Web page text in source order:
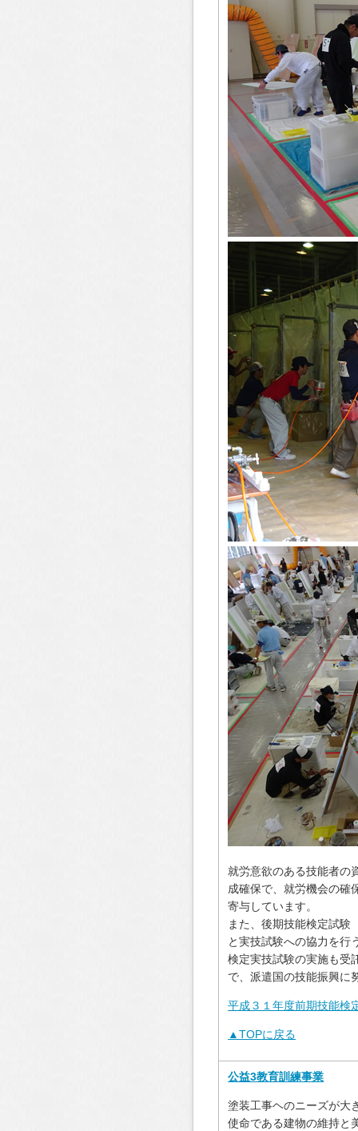
就労意欲のある技能者の
成確保で、就労機会の確
寄与しています。
また、後期技能検定試験
と実技試験への協力を行
検定実技試験の実施も受
で、派遣国の技能振興に
平成３１年度前期技能検
▲TOPに戻る
公益3教育訓練事業
塗装工事ヘのニーズが大
使命である建物の維持と